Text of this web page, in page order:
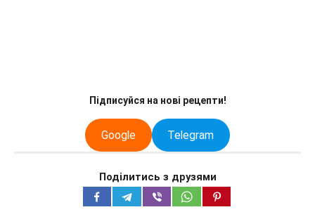
Підписуйся на нові рецепти!
Google Telegram
Поділитись з друзями